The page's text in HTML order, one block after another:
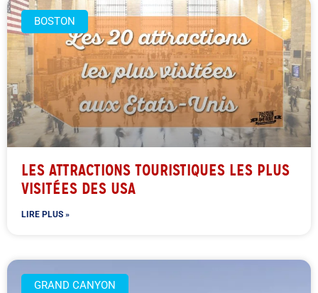
BOSTON
LES ATTRACTIONS TOURISTIQUES LES PLUS
VISITÉES DES USA
LIRE PLUS »
GRAND CANYON